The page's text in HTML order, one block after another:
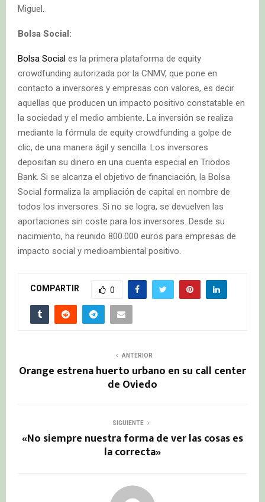
Miguel.
Bolsa Social:
Bolsa Social es la primera plataforma de equity
crowdfunding autorizada por la CNMV, que pone en
contacto a inversores y empresas con valores, es decir
aquellas que producen un impacto positivo constatable en
la sociedad y el medio ambiente. La inversión se realiza
mediante la fórmula de equity crowdfunding a golpe de
clic, de una manera ágil y sencilla. Los inversores
depositan su dinero en una cuenta especial en Triodos
Bank. Si se alcanza el objetivo de financiación, la Bolsa
Social formaliza la ampliación de capital en nombre de
todos los inversores. Si no se logra, se devuelven las
aportaciones sin coste para los inversores. Desde su
nacimiento, ha reunido 800.000 euros para empresas de
impacto social y medioambiental positivo.
COMPARTIR 0
ANTERIOR
Orange estrena huerto urbano en su call center
de Oviedo
SIGUIENTE
«No siempre nuestra forma de ver las cosas es
la correcta»